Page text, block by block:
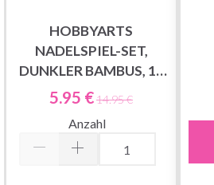
HOBBYARTS
NADELSPIEL-SET,
DUNKLER BAMBUS, 15
GRÖSSEN, 20 CM
5.95 €14.95 €
Anzahl